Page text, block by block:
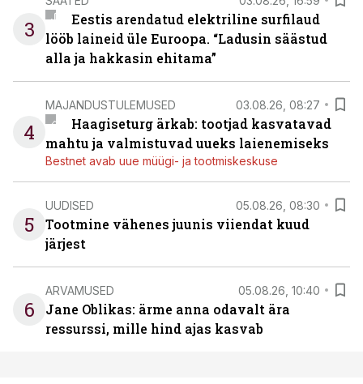
3
Eestis arendatud elektriline surfilaud
lööb laineid üle Euroopa. “Ladusin säästud
alla ja hakkasin ehitama”
4
MAJANDUSTULEMUSED 03.08.26, 08:27
Haagiseturg ärkab: tootjad kasvatavad
mahtu ja valmistuvad uueks laienemiseks
Bestnet avab uue müügi- ja tootmiskeskuse
5
UUDISED 05.08.26, 08:30
Tootmine vähenes juunis viiendat kuud
järjest
6
ARVAMUSED 05.08.26, 10:40
Jane Oblikas: ärme anna odavalt ära
ressurssi, mille hind ajas kasvab